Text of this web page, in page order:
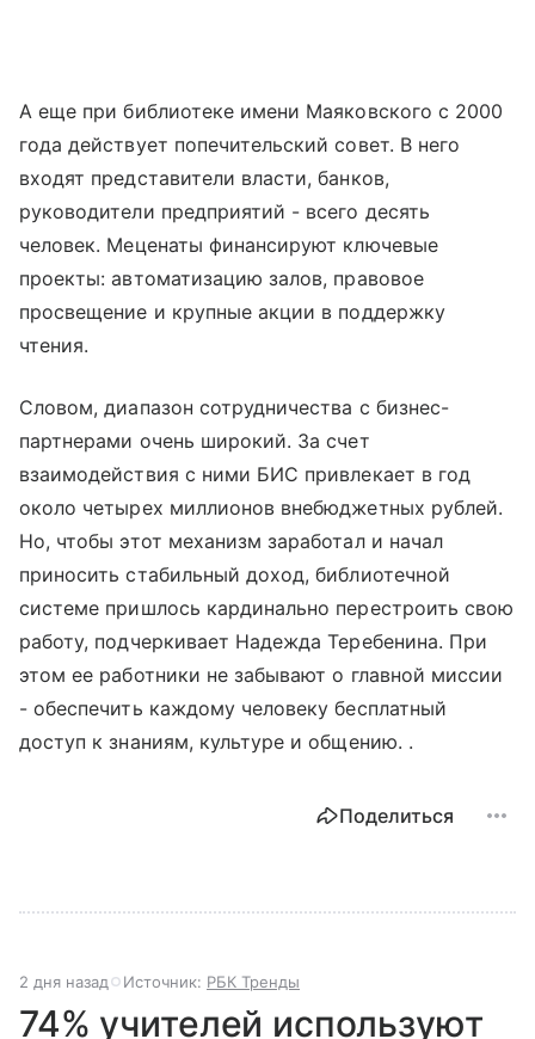
А еще при библиотеке имени Маяковского с 2000
года действует попечительский совет. В него
входят представители власти, банков,
руководители предприятий - всего десять
человек. Меценаты финансируют ключевые
проекты: автоматизацию залов, правовое
просвещение и крупные акции в поддержку
чтения.
Словом, диапазон сотрудничества с бизнес-
партнерами очень широкий. За счет
взаимодействия с ними БИС привлекает в год
около четырех миллионов внебюджетных рублей.
Но, чтобы этот механизм заработал и начал
приносить стабильный доход, библиотечной
системе пришлось кардинально перестроить свою
работу, подчеркивает Надежда Теребенина. При
этом ее работники не забывают о главной миссии
- обеспечить каждому человеку бесплатный
доступ к знаниям, культуре и общению. .
Поделиться
2 дня назад Источник: РБК Тренды
74% учителей используют